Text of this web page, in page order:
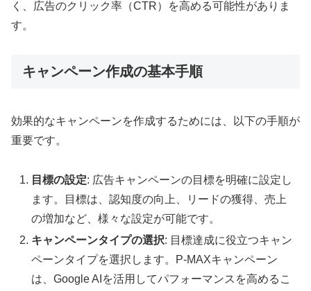
く、広告のクリック率（CTR）を高める可能性がありま
す。
キャンペーン作成の基本手順
効果的なキャンペーンを作成するためには、以下の手順が
重要です。
目標の設定: 広告キャンペーンの目標を明確に設定し
ます。目標は、認知度の向上、リードの獲得、売上
の増加など、様々な設定が可能です。
キャンペーンタイプの選択: 目標達成に役立つキャン
ペーンタイプを選択します。P-MAXキャンペーン
は、Google AIを活用してパフォーマンスを高めるこ